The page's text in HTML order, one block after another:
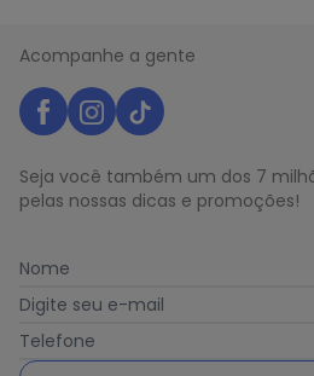
Acompanhe a gente
Seja você também um dos 7
pelas nossas dicas e promoções!
Nome
Digite seu e-mail
Telefone